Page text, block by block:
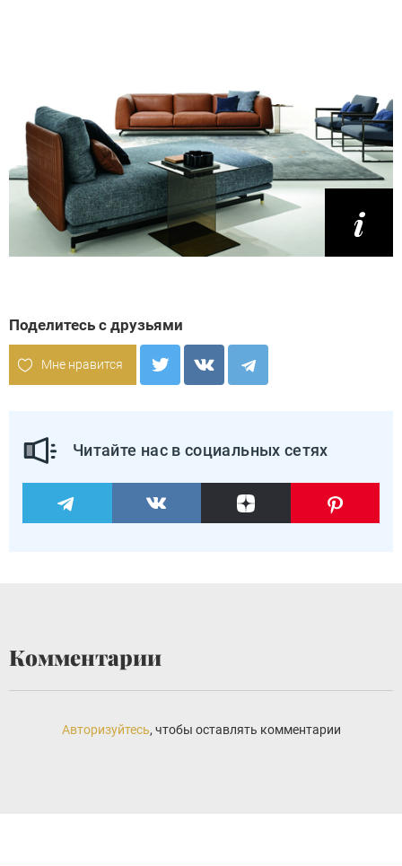
Поделитесь с друзьями
Мне нравится
Читайте нас в социальных сетях
Комментарии
Авторизуйтесь, чтобы оставлять комментарии